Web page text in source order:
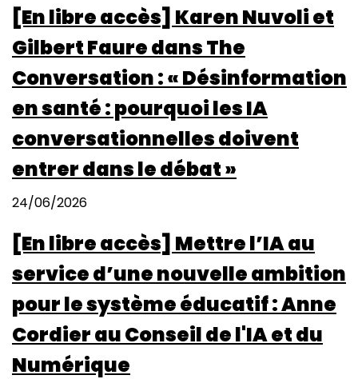
[En libre accès] Karen Nuvoli et
Gilbert Faure dans The
Conversation : « Désinformation
en santé : pourquoi les IA
conversationnelles doivent
entrer dans le débat »
24/06/2026
[En libre accès] Mettre l’IA au
service d’une nouvelle ambition
pour le système éducatif : Anne
Cordier au Conseil de l'IA et du
Numérique